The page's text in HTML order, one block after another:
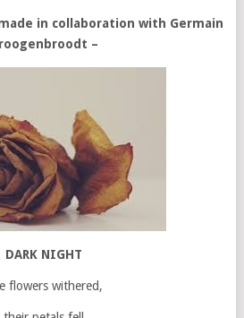
in collaboration with Germain
–
DARK NIGHT
flowers withered,